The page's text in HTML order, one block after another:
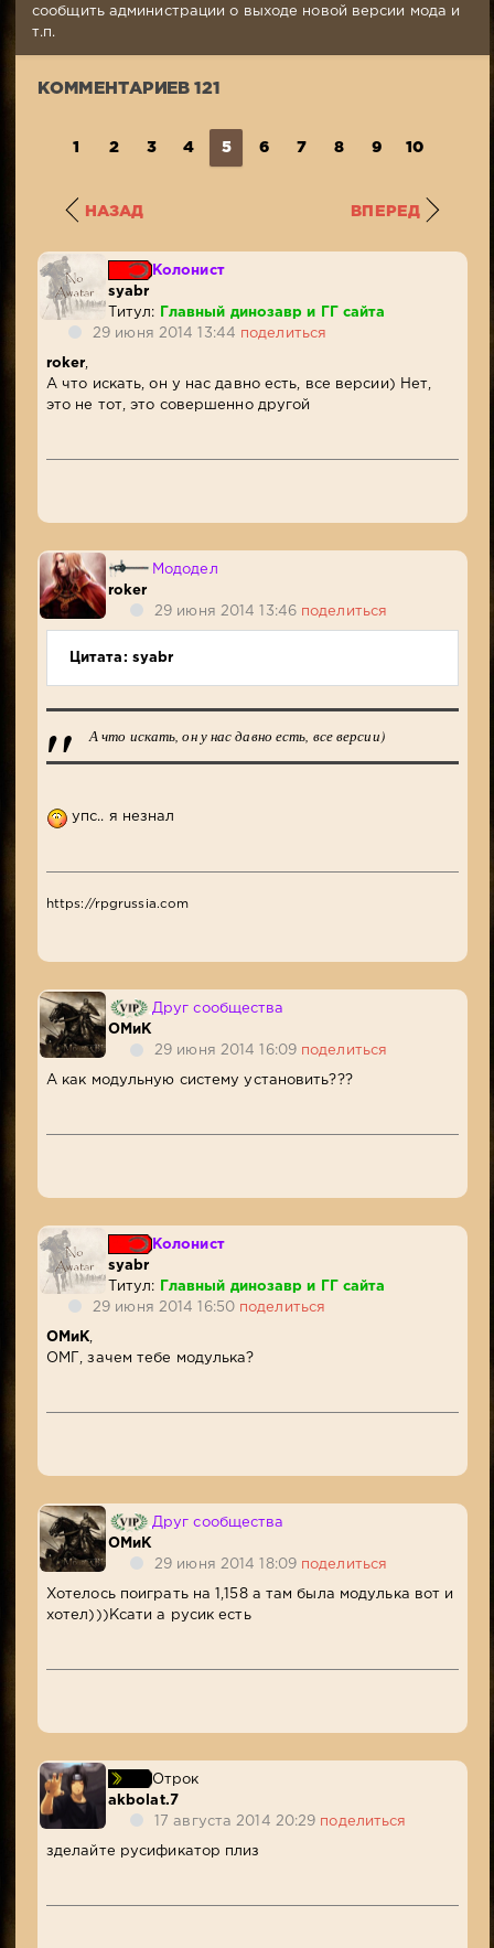
Просмотров:
сообщить администрации о выходе новой версии мода и
т.п.
КОММЕНТАРИЕВ 121
1 2 3 4 5 6 7 8 9 10
НАЗАД ВПЕРЕД
Колонист
syabr
Титул:
Главный динозавр и ГГ сайта
29 июня 2014 13:44 поделиться
roker
А что искать, он у нас давно есть, все версии) Нет,
это не тот, это совершенно другой
Мододел
roker
29 июня 2014 13:46 поделиться
Цитата: syabr
А что искать, он у нас давно есть, все версии)
упс.. я незнал
https://rpgrussia.com
Друг сообщества
ОМиК
29 июня 2014 16:09 поделиться
А как модульную систему установить???
Колонист
syabr
Титул:
Главный динозавр и ГГ сайта
29 июня 2014 16:50 поделиться
ОМиК
ОМГ, зачем тебе модулька?
Друг сообщества
ОМиК
29 июня 2014 18:09 поделиться
Хотелось поиграть на 1,158 а там была модулька вот и
хотел)))Ксати а русик есть
Отрок
akbolat.7
17 августа 2014 20:29 поделиться
зделайте русификатор плиз